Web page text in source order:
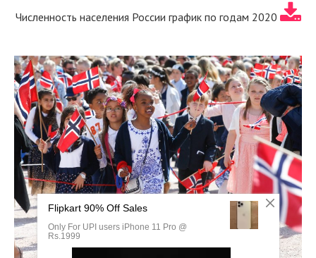
Численность населения России график по годам 2020